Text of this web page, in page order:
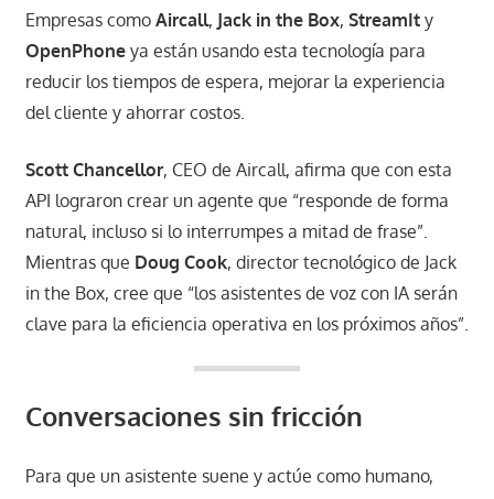
Empresas como Aircall, Jack in the Box, StreamIty
OpenPhoneya están usando esta tecnología para
reducir los tiempos de espera, mejorar la experiencia
del cliente y ahorrar costos.
Scott Chancellor, CEO de Aircall, afirma que con esta
API lograron crear un agente que “responde de forma
natural, incluso si lo interrumpes a mitad de frase”.
Mientras que Doug Cook, director tecnológico de Jack
in the Box, cree que “los asistentes de voz con IA serán
clave para la eficiencia operativa en los próximos años”.
Conversaciones sin fricción
Para que un asistente suene y actúe como humano,